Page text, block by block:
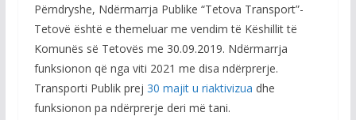
Përndryshe, Ndërmarrja Publike “Tetova Transport”-
Tetovë është e themeluar me vendim të Këshillit të
Komunës së Tetovës me 30.09.2019. Ndërmarrja
funksionon që nga viti 2021 me disa ndërprerje.
Transporti Publik prej 30 majit u riaktivizua dhe
funksionon pa ndërprerje deri më tani.